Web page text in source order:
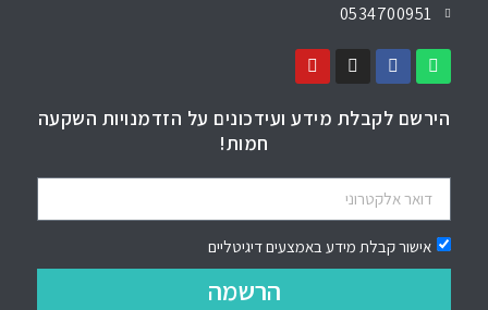
0534700951
הירשם לקבלת מידע ועידכונים על הזדמנויות השקעה
חמות!
אישור קבלת מידע באמצעים דיגיטליים
הרשמה